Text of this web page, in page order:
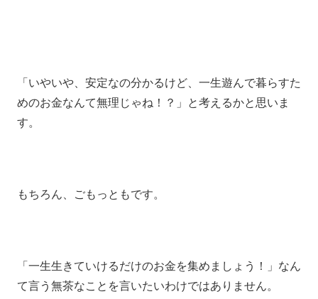
「いやいや、安定なの分かるけど、一生遊んで暮らすた
めのお金なんて無理じゃね！？」と考えるかと思いま
す。
もちろん、ごもっともです。
「一生生きていけるだけのお金を集めましょう！」なん
て言う無茶なことを言いたいわけではありません。